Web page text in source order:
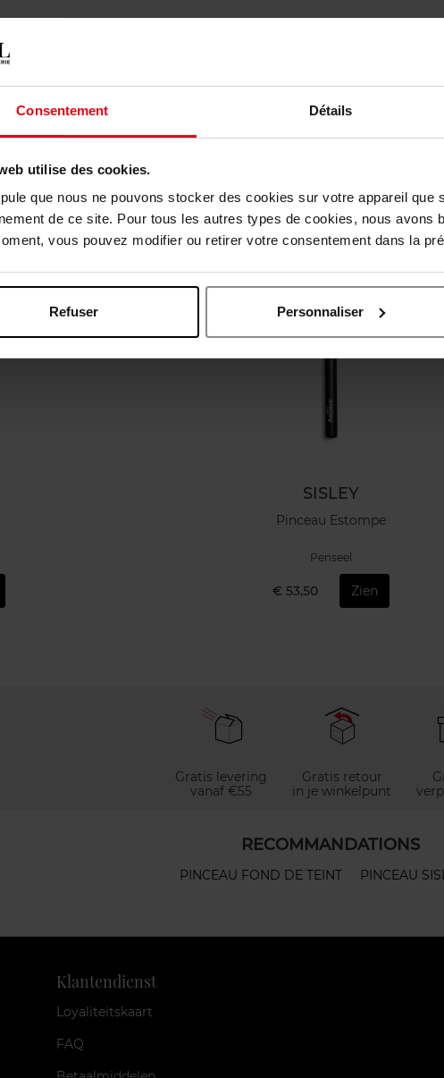
Consentement Détails
utilise des cookies.
que nous ne pouvons stocker des cookies sur votre appareil que
de ce site. Pour tous les autres types de cookies, nous avons
vous pouvez modifier ou retirer votre consentement dans la
Refuser Personnaliser
inzake klantbeoordelingen
SISLEY
Pinceau Estompe
Penseel
€ 53,50 Zien
Gratis levering
vanaf €55
Gratis retour
in je winkelpunt
RECOMMANDATIONS
PINCEAU FOND DE TEINT PINCEAU
Klantendienst
Loyaliteitskaart
FAQ